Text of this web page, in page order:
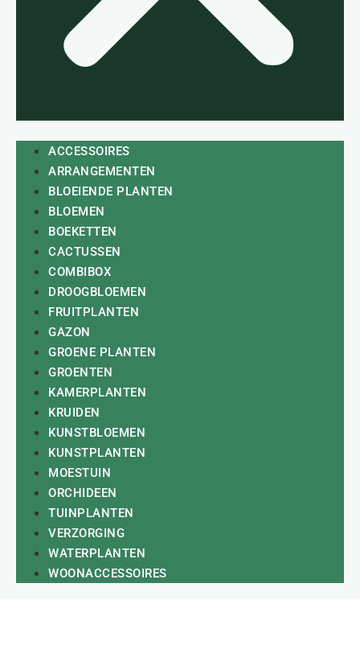
ACCESSOIRES
ARRANGEMENTEN
BLOEIENDE PLANTEN
BLOEMEN
BOEKETTEN
CACTUSSEN
COMBIBOX
DROOGBLOEMEN
FRUITPLANTEN
GAZON
GROENE PLANTEN
GROENTEN
KAMERPLANTEN
KRUIDEN
KUNSTBLOEMEN
KUNSTPLANTEN
MOESTUIN
ORCHIDEEN
TUINPLANTEN
VERZORGING
WATERPLANTEN
WOONACCESSOIRES